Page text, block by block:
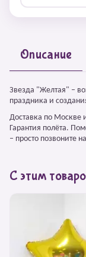
Описание
Звезда "Желтая" –
праздника и
Доставка по Москве
Гарантия полёта.
– просто позвоните
С этим